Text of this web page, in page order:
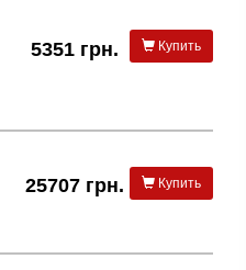
5351 грн. Купить
25707 грн. Купить